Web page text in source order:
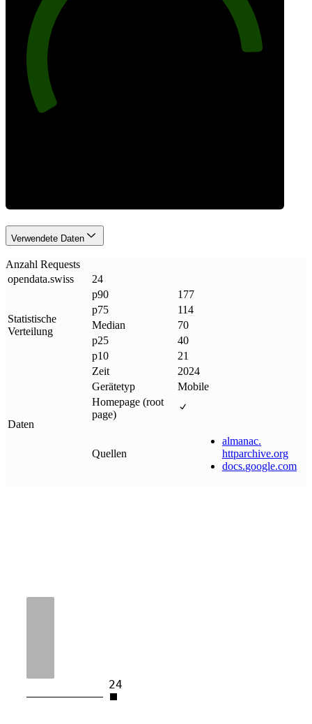
Verwendete Daten
Anzahl Requests
opendata.swiss 24
Statistische
Verteilung
p90
177
p75
114
Median
70
p25
40
p10
21
Daten
Zeit
2024
Gerätetyp
Mobile
Homepage (root
page)
Quellen
almanac.
httparchive.org
docs.google.com
24